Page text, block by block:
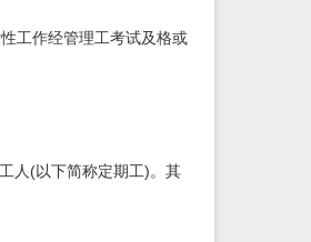
工作经管理工考试及格或
人(以下简称定期工)。其